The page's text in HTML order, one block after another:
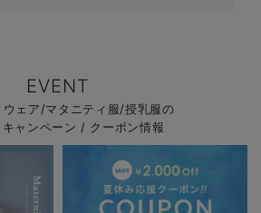
EVENT
ウェア/マタニティ服/授乳服の
ャンペーン / クーポン情報